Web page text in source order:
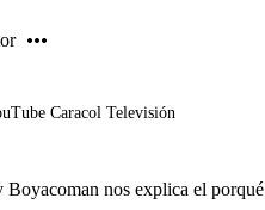
Caracol Televisión
nos explica el porqué